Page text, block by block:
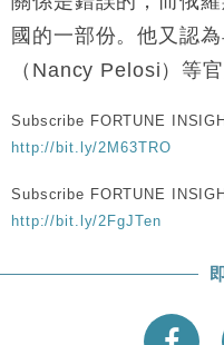
16:05
財經｜日經失守
國的一部份。他又認
（Nancy Pelosi）等
Subscribe FORTUNE
http://bit.ly/2M63TRO
Subscribe FORTUNE
http://bit.ly/2FgJTen